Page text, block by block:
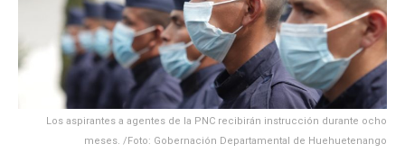
Los aspirantes a agentes de la PNC recibirán instrucción durante ocho
meses. /Foto: Gobernación Departamental de Huehuetenango